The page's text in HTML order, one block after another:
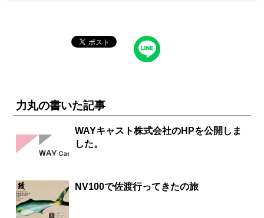
力丸の書いた記事
WAYキャスト株式会社のHPを公開しま
した。
NV100で佐渡行ってきたの旅